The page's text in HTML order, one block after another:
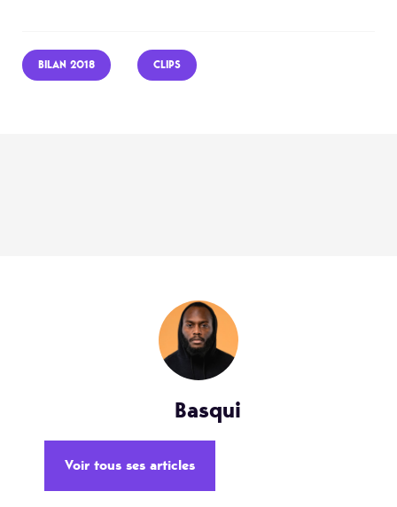
BILAN 2018 CLIPS
Basqui
Voir tous ses articles